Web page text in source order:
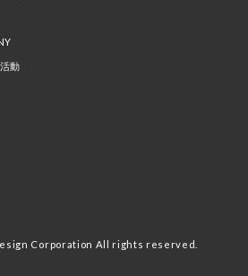
動
Corporation All rights reserved.